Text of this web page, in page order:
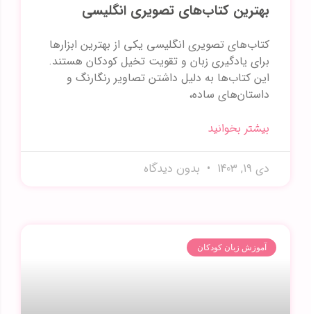
بهترین کتاب‌های تصویری انگلیسی
کتاب‌های تصویری انگلیسی یکی از بهترین ابزارها
برای یادگیری زبان و تقویت تخیل کودکان هستند.
این کتاب‌ها به دلیل داشتن تصاویر رنگارنگ و
داستان‌های ساده،
بیشتر بخوانید
دی 19, 1403 بدون دیدگاه
آموزش زبان کودکان